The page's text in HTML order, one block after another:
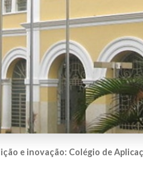
e inovação: Colégio de